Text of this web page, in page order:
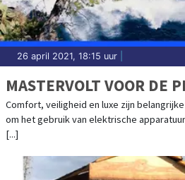
26 april 2021, 18:15 uur
MASTERVOLT VOOR DE
Comfort, veiligheid en luxe zijn
om het gebruik van elektrische
[...]